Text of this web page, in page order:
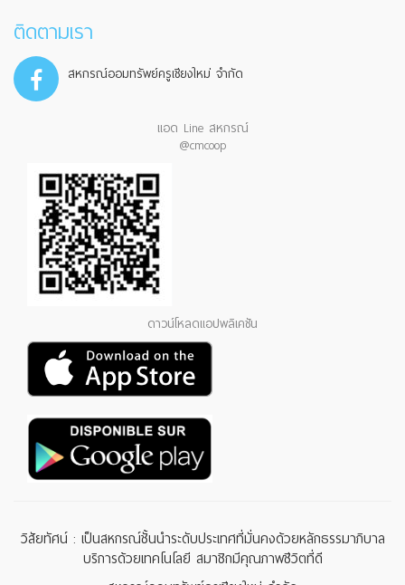
ติดตามเรา
สหกรณ์ออมทรัพย์ครูเชียงใหม่ จำกัด
แอด Line สหกรณ์
@cmcoop
ดาวน์โหลดแอปพลิเคชัน
วิสัยทัศน์ : เป็นสหกรณ์ชั้นนำระดับประเทศที่มั่นคงด้วยหลักธรรมาภิบาล
บริการด้วยเทคโนโลยี สมาชิกมีคุณภาพชีวิตที่ดี